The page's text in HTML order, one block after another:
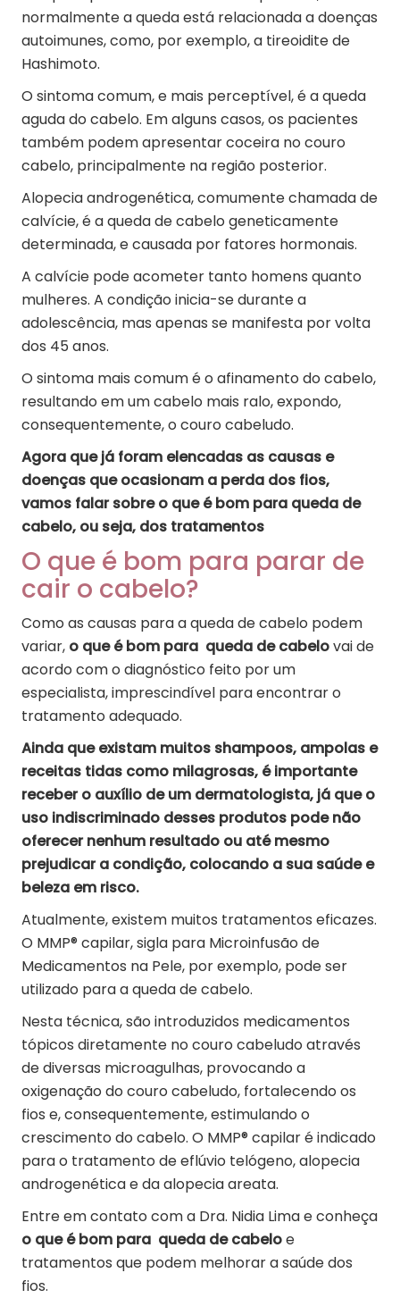
normalmente a queda está relacionada a doenças
autoimunes, como, por exemplo, a tireoidite de
Hashimoto.
O sintoma comum, e mais perceptível, é a queda
aguda do cabelo. Em alguns casos, os pacientes
também podem apresentar coceira no couro
cabelo, principalmente na região posterior.
Alopecia androgenética, comumente chamada de
calvície, é a queda de cabelo geneticamente
determinada, e causada por fatores hormonais.
A calvície pode acometer tanto homens quanto
mulheres. A condição inicia-se durante a
adolescência, mas apenas se manifesta por volta
dos 45 anos.
O sintoma mais comum é o afinamento do cabelo,
resultando em um cabelo mais ralo, expondo,
consequentemente, o couro cabeludo.
Agora que já foram elencadas as causas e
doenças que ocasionam a perda dos fios,
vamos falar sobre o que é bom para queda de
cabelo, ou seja, dos tratamentos
O que é bom para parar de
cair o cabelo?
Como as causas para a queda de cabelo podem
variar, o que é bom para queda de cabelovai de
acordo com o diagnóstico feito por um
especialista, imprescindível para encontrar o
tratamento adequado.
Ainda que existam muitos shampoos, ampolas e
receitas tidas como milagrosas, é importante
receber o auxílio de um dermatologista, já que o
uso indiscriminado desses produtos pode não
oferecer nenhum resultado ou até mesmo
prejudicar a condição, colocando a sua saúde e
beleza em risco.
Atualmente, existem muitos tratamentos eficazes.
O MMP® capilar, sigla para Microinfusão de
Medicamentos na Pele, por exemplo, pode ser
utilizado para a queda de cabelo.
Nesta técnica, são introduzidos medicamentos
tópicos diretamente no couro cabeludo através
de diversas microagulhas, provocando a
oxigenação do couro cabeludo, fortalecendo os
fios e, consequentemente, estimulando o
crescimento do cabelo. O MMP® capilar é indicado
para o tratamento de eflúvio telógeno, alopecia
androgenética e da alopecia areata.
Entre em contato com a Dra. Nidia Lima e conheça
o que é bom para queda de cabeloe
tratamentos que podem melhorar a saúde dos
fios.